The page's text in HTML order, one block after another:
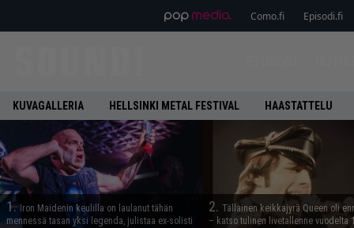
Como.fi Episodi.fi
KUVAGALLERIA HELLSINKI METAL FESTIVAL HAASTATTELU
1. Iron Maidenin keulilla on laulanut tähän
mennessä tasan yksi legenda, julistaa ex-solisti
2. Tällainen keikkajyrä Queen oli
– katso tulinen livetallenne vuodelta